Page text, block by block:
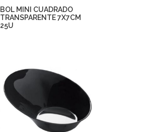
BOL MINI CUADRADO
TRANSPARENTE 7X7CM
25U